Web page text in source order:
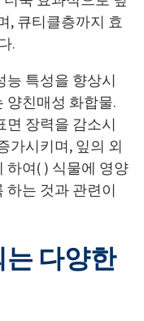
, 큐티클층까지 효
.
능 특성을 향상시
양친매성 화합물.
면 장력을 감소시
가시키며, 잎의 외
하여( ) 식물에 영양
하는 것과 관련이
다양한